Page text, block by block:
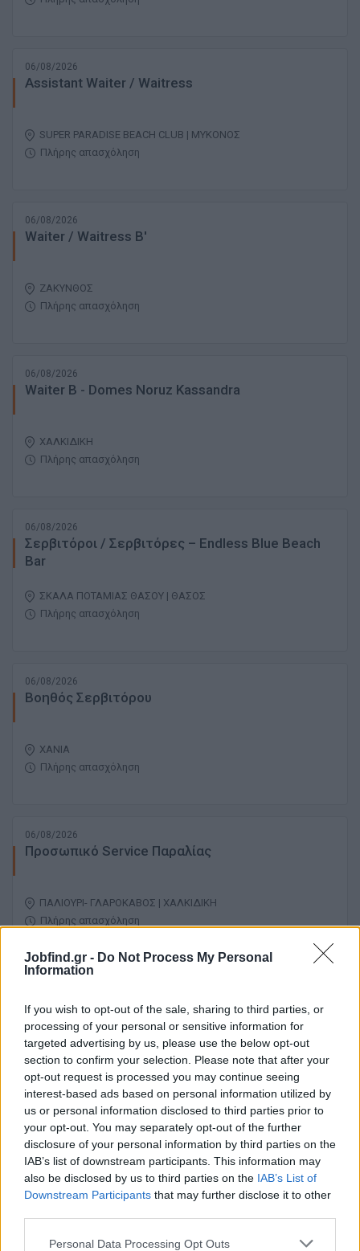
Jobfind.gr - Do Not Process My Personal
Information
If you wish to opt-out of the sale, sharing to third parties, or
processing of your personal or sensitive information for
targeted advertising by us, please use the below opt-out
section to confirm your selection. Please note that after your
opt-out request is processed you may continue seeing
interest-based ads based on personal information utilized by
us or personal information disclosed to third parties prior to
your opt-out. You may separately opt-out of the further
disclosure of your personal information by third parties on the
IAB’s list of downstream participants. This information may
also be disclosed by us to third parties on the IAB’s List of
Downstream Participants that may further disclose it to other
Personal Data Processing Opt Outs
06/08/2026
Assistant Waiter / Waitress
SUPER PARADISE BEACH CLUB | ΜΥΚΟΝΟΣ
Πλήρης απασχόληση
06/08/2026
Waiter / Waitress B'
ΖΑΚΥΝΘΟΣ
Πλήρης απασχόληση
06/08/2026
Waiter B - Domes Noruz Kassandra
ΧΑΛΚΙΔΙΚΗ
Πλήρης απασχόληση
06/08/2026
Σερβιτόροι / Σερβιτόρες – Endless Blue Beach
Bar
ΣΚΑΛΑ ΠΟΤΑΜΙΑΣ ΘΑΣΟΥ | ΘΑΣΟΣ
Πλήρης απασχόληση
06/08/2026
Βοηθός Σερβιτόρου
ΧΑΝΙΑ
Πλήρης απασχόληση
06/08/2026
Προσωπικό Service Παραλίας
ΠΑΛΙΟΥΡΙ- ΓΛΑΡΟΚΑΒΟΣ | ΧΑΛΚΙΔΙΚΗ
Πλήρης απασχόληση
Α' και Β' σερβιτόροι
ΡΕΘΥΜΝΟ
Πλήρης απασχόληση
06/08/2026
Σερβιτόρος / Σερβιτόρα -Βοηθός